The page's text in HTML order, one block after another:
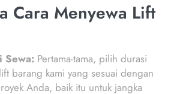
Cara Menyewa Lift
Sewa: Pertama-tama, pilih durasi
barang kami yang sesuai dengan
Anda, baik itu untuk jangka